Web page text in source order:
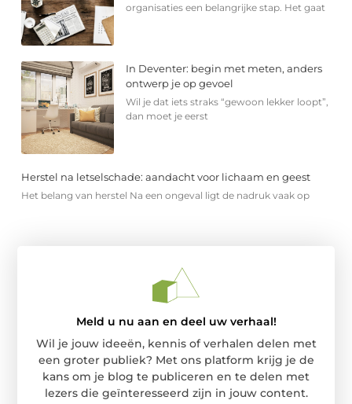
organisaties een belangrijke stap. Het gaat
In Deventer: begin met meten, anders
ontwerp je op gevoel
Wil je dat iets straks “gewoon lekker loopt”,
dan moet je eerst
Herstel na letselschade: aandacht voor lichaam en geest
Het belang van herstel Na een ongeval ligt de nadruk vaak op
Meld u nu aan en deel uw verhaal!
Wil je jouw ideeën, kennis of verhalen delen met
een groter publiek? Met ons platform krijg je de
kans om je blog te publiceren en te delen met
lezers die geïnteresseerd zijn in jouw content.